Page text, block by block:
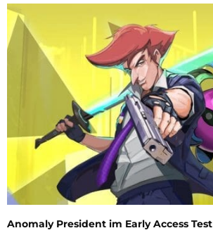
Anomaly President im Early Access Test